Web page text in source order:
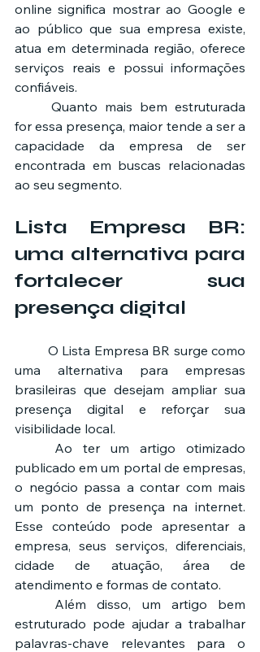
online significa mostrar ao Google e
ao público que sua empresa existe,
atua em determinada região, oferece
serviços reais e possui informações
confiáveis.
for essa presença, maior tende a ser a
capacidade da empresa de ser
encontrada em buscas relacionadas
ao seu segmento.
Lista Empresa BR:
uma alternativa para
fortalecer sua
presença digital
uma alternativa para empresas
brasileiras que desejam ampliar sua
presença digital e reforçar sua
visibilidade local.
publicado em um portal de empresas,
o negócio passa a contar com mais
um ponto de presença na internet.
Esse conteúdo pode apresentar a
empresa, seus serviços, diferenciais,
cidade de atuação, área de
atendimento e formas de contato.
estruturado pode ajudar a trabalhar
palavras-chave relevantes para o